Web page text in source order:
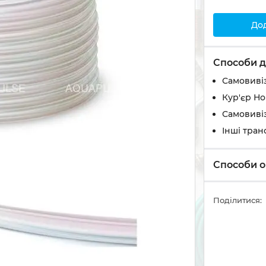
Способи
Кур'єр
Інші
Способи
Поділитися: